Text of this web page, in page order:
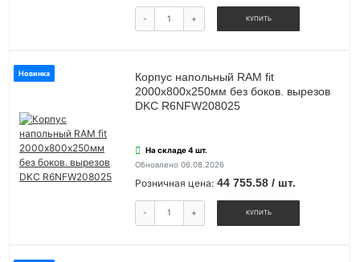
- + КУПИТЬ
Новинка
Корпус напольный RAM fit
2000х800х250мм без боков. вырезов
DKC R6NFW208025
На складе 4 шт.
Обновлено 06.08.2026
Розничная цена: 44 755.58 / шт.
- + КУПИТЬ